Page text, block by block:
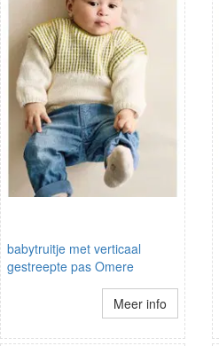
babytruitje met verticaal
gestreepte pas Omere
Meer info